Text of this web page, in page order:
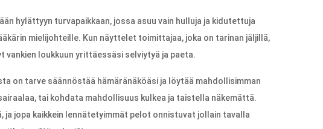
hylättyyn turvapaikkaan, jossa asuu vain hulluja ja kidutettuja
mielijohteille. Kun näyttelet toimittajaa, joka on tarinan jäljillä,
vankien loukkuun yrittäessäsi selviytyä ja paeta.
on tarve säännöstää hämäränäköäsi ja löytää mahdollisimman
tai kohdata mahdollisuus kulkea ja taistella näkemättä.
ja jopa kaikkein lennätetyimmät pelot onnistuvat jollain tavalla